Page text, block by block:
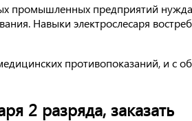
промышленных предприятий
Навыки электрослесаря
противопоказаний, и с
2 разряда, заказать